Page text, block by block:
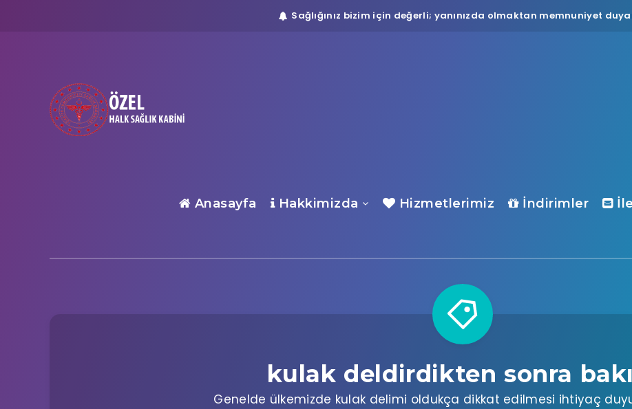
Sağlığınız bizim için değerli; yanınızda olmaktan memnuniyet
Anasayfa Hakkimizda Hizmetlerimiz İndirimler
kulak deldirdikten sonra
Genelde ülkemizde kulak delimi oldukça dikkat edilmesi ihtiyaç